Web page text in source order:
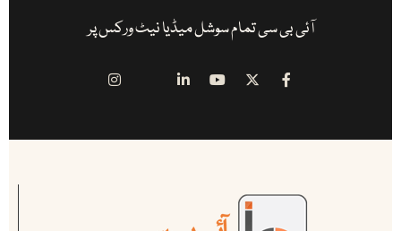
آئی بی سی تمام سوشل میڈیا نیٹ ورکس پر